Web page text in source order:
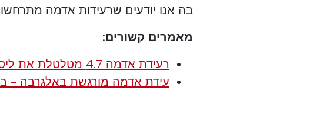
בה אנו יודעים שרעידות אדמה
מאמרים קשורים:
רעידת אדמה 4.7 מטלטלת את ליסבון ר
עידת אדמה מורגשת באלגרבה -